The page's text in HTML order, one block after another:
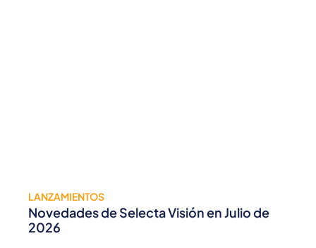
LANZAMIENTOS
Novedades de Selecta Visión en Julio de
2026